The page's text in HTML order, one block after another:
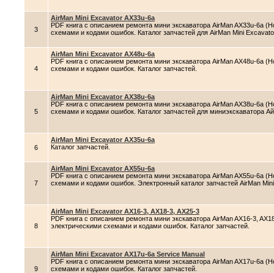
3
AirMan Mini Excavator AX33u-6a
PDF книга с описанием ремонта мини экскаватора AirMan AX33u-6a
схемами и кодами ошибок. Каталог запчастей для AirMan Mini
4
AirMan Mini Excavator AX48u-6a
PDF книга с описанием ремонта мини экскаватора AirMan AX48u-6a
схемами и кодами ошибок. Каталог запчастей.
5
AirMan Mini Excavator AX38u-6a
PDF книга с описанием ремонта мини экскаватора AirMan AX38u-6a
схемами и кодами ошибок. Каталог запчастей для миниэкскаватора
6
AirMan Mini Excavator AX35u-6a
Каталог запчастей.
7
AirMan Mini Excavator AX55u-6a
PDF книга с описанием ремонта мини экскаватора AirMan AX55u-6a
схемами и кодами ошибок. Электронный каталог запчастей AirMan
8
AirMan Mini Excavator AX16-3, AX18-3, AX25-3
PDF книга с описанием ремонта мини экскаватора AirMan AX16-3,
электрическими схемами и кодами ошибок. Каталог запчастей.
9
AirMan Mini Excavator AX17u-6a Service Manual
PDF книга с описанием ремонта мини экскаватора AirMan AX17u-6a
схемами и кодами ошибок. Каталог запчастей.